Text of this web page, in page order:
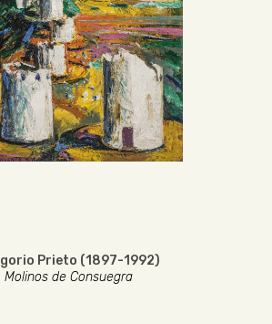
Prieto (1897-1992)
Molinos de Consuegra